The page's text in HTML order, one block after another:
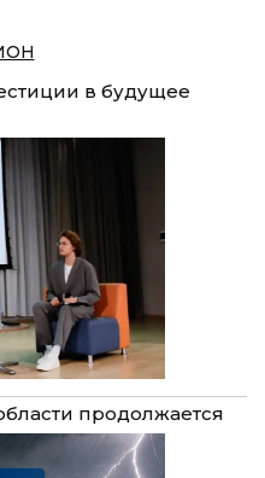
в будущее
продолжается